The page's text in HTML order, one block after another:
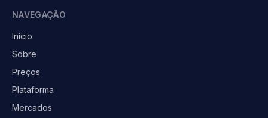
NAVEGAÇÃO
Início
Sobre
Preços
Plataforma
Mercados